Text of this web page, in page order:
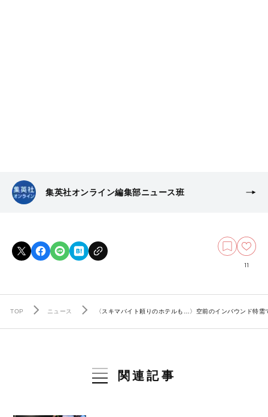
集英社オンライン編集部ニュース班
11
TOP ニュース 〈スキマバイト頼りのホテルも…〉空前のインバウンド特
関連記事